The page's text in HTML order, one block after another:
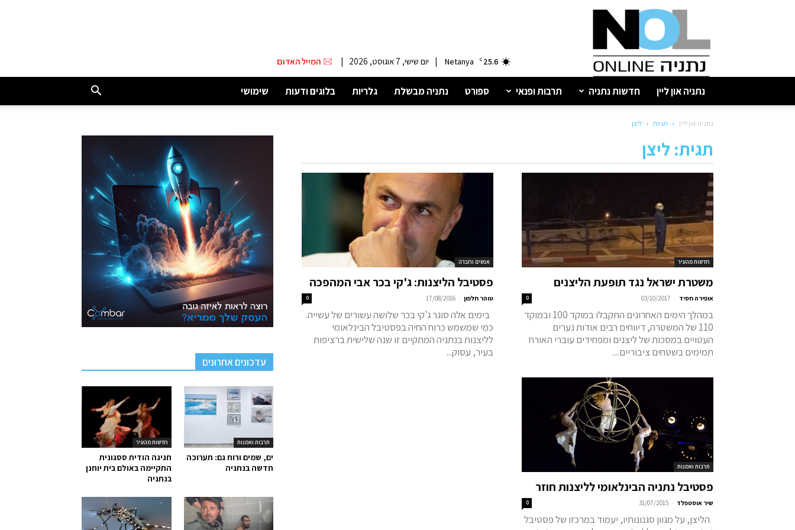
נתניה
25.6
C
Netanya
| יום שישי, 7 אוגוסט, 2026 | המייל האדום
נתניה און ליין חדשות נתניה תרבות ופנאי ספורט נתניה מבשלת גלריות בלוגים ודעות שימושי
נתניה און ליין תגיות ליצן
תגית: ליצן
חדשות מהעיר
משטרת ישראל נגד תופעת הליצנים
אופירה חסיד -
03/10/2017
0
במהלך הימים האחרונים התקבלו במוקד 100 ובמוקד
110 של המשטרה, דיווחים רבים אודות נערים
העטויים במסכות של ליצנים ומפחידים עוברי האורח
תמימים בשטחים ציבוריים....
אנשים וחברה
פסטיבל הליצנות: ג'קי בכר אבי המהפכה
טוהר חלפון -
17/08/2016
0
בימים אלה סוגר ג'קי בכר שלושה עשורים של עשייה.
כמי שמשמש כרוח החיה בפסטיבל הבינלאומי
לליצנות בנתניה המתקיים זו שנה שלישית ברציפות
בעיר, עסוק...
תרבות ואמנות
פסטיבל נתניה הבינלאומי לליצנות חוזר
שיר אוסטפלד -
31/07/2015
0
הליצן, על מגוון סגנונותיו, יעמוד במרכזו של פסטיבל
עדכונים אחרונים
חדשות מהעיר
חגיגה הודית ססגונית
התקיימה באולם בית יוחנן
בנתניה
תרבות ואמנות
ים, שמים ורוח גם: תערוכה
חדשה בנתניה